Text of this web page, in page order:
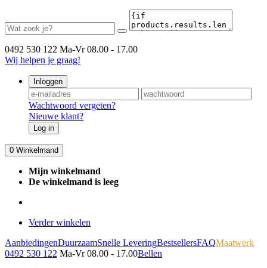
0492 530 122 Ma-Vr 08.00 - 17.00
Wij helpen je graag!
Inloggen
Wachtwoord vergeten?
Nieuwe klant?
Log in
0 Winkelmand
Mijn winkelmand
De winkelmand is leeg
Verder winkelen
AanbiedingenDuurzaamSnelle LeveringBestsellersFAQMaatwerk
0492 530 122 Ma-Vr 08.00 - 17.00Bellen